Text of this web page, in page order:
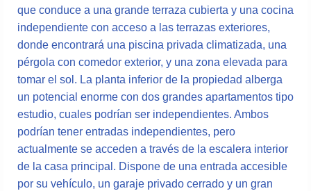
que conduce a una grande terraza cubierta y una cocina
independiente con acceso a las terrazas exteriores,
donde encontrará una piscina privada climatizada, una
pérgola con comedor exterior, y una zona elevada para
tomar el sol. La planta inferior de la propiedad alberga
un potencial enorme con dos grandes apartamentos tipo
estudio, cuales podrían ser independientes. Ambos
podrían tener entradas independientes, pero
actualmente se acceden a través de la escalera interior
de la casa principal. Dispone de una entrada accesible
por su vehículo, un garaje privado cerrado y un gran